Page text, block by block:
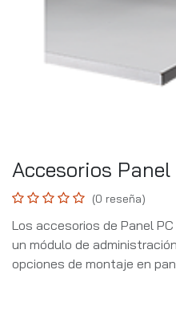
Accesorios Panel
(0 reseña)
Los accesorios de Panel
un módulo de
opciones de montaje en